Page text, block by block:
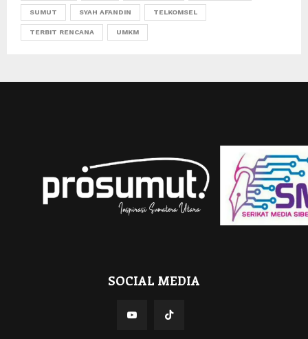
SUMUT SYAH AFANDIN TELKOMSEL
TERBIT RENCANA UMKM
SOCIAL MEDIA